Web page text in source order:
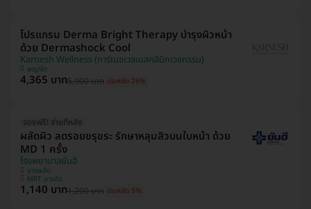
โปรแกรม Derma Bright Therapy บำรุงผิวหน้า
ด้วย Dermashock Cool
Karnesh Wellness (การ์เนชเวลเนสคลินิกเวชกรรม)
พญาไท
4,365 บาท5,900 บาท ประหยัด 26%
จองฟรี! จ่ายทีหลัง
ผลัดผิว ลดรอยขรุขระ รักษาหลุมสิวบนใบหน้า ด้วย
MD 1 ครั้ง
โรงพยาบาลยันฮี
บางพลัด
MRT บางอ้อ
1,140 บาท1,200 บาท ประหยัด 5%